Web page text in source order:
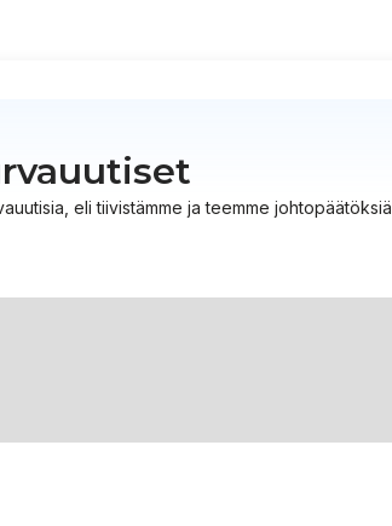
eli tiivistämme ja teemme johtopäätöksiä